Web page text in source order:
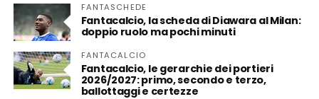
FANTASCHEDE
Fantacalcio, la scheda di Diawara al Milan:
doppio ruolo ma pochi minuti
FANTACALCIO
Fantacalcio, le gerarchie dei portieri
2026/2027: primo, secondo e terzo,
ballottaggi e certezze